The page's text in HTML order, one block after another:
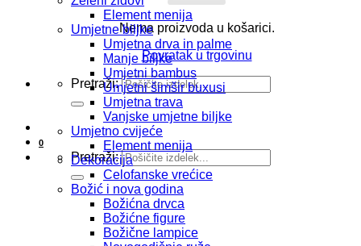
Nema proizvoda u košarici.
Povratak u trgovinu
Pretraži:
0
Pretraži:
Element menija
Umjetne biljke
Umjetna drva in palme
Manje biljke
Umjetni bambus
Umjetni šimšir buxusi
Umjetna trava
Vanjske umjetne biljke
Umjetno cvijeće
Element menija
Dekoracija
Celofanske vrećice
Božić i nova godina
Božićna drvca
Božićne figure
Božične lampice